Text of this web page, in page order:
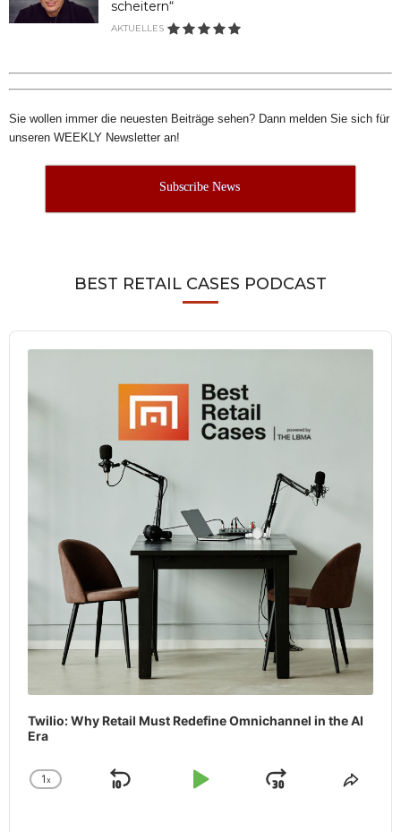
scheitern“
AKTUELLES
Sie wollen immer die neuesten Beiträge sehen? Dann melden Sie sich für
unseren WEEKLY Newsletter an!
Subscribe News
BEST RETAIL CASES PODCAST
Audio
Player
Twilio: Why Retail Must Redefine Omnichannel in the AI
Era
Change
1x
Skip
Play
Jump
Share